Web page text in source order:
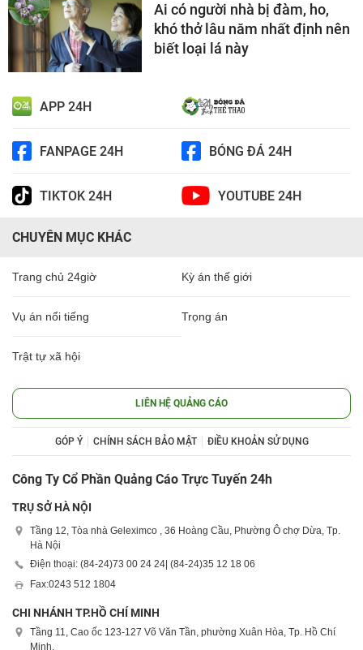
Ai có người nhà bị đàm, ho,
khó thở lâu năm nhất định nên
biết loại lá này
APP 24H
FANPAGE 24H BÓNG ĐÁ 24H
TIKTOK 24H YOUTUBE 24H
CHUYÊN MỤC KHÁC
Trang chủ 24giờ Kỳ án thế giới
Vụ án nổi tiếng Trọng án
Trật tự xã hội
LIÊN HỆ QUẢNG CÁO
GÓP Ý CHÍNH SÁCH BẢO MẬT ĐIỀU KHOẢN SỬ DỤNG
Công Ty Cổ Phần Quảng Cáo Trực Tuyến 24h
TRỤ SỞ HÀ NỘI
Tầng 12, Tòa nhà Geleximco , 36 Hoàng Cầu, Phường Ô chợ Dừa, Tp.
Hà Nội
Điện thoại: (84-24)73 00 24 24 | (84-24)35 12 18 06
Fax:0243 512 1804
CHI NHÁNH TP.HỒ CHÍ MINH
Tầng 11, Cao ốc 123-127 Võ Văn Tần, phường Xuân Hòa, Tp. Hồ Chí
Minh.